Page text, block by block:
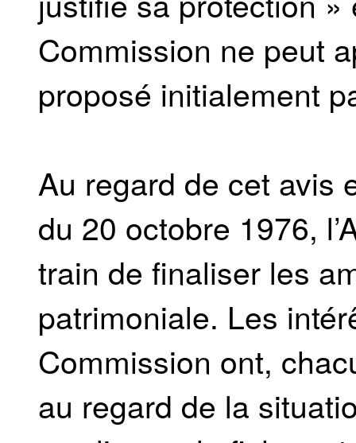
Commission ne peut
proposé initialement
Au regard de cet avis
du 20 octobre 1976,
train de finaliser les
patrimoniale. Les
Commission ont,
au regard de la